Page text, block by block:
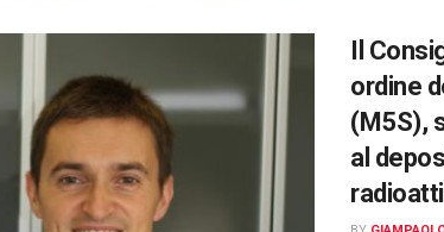
Il
ordine
(M5S),
al